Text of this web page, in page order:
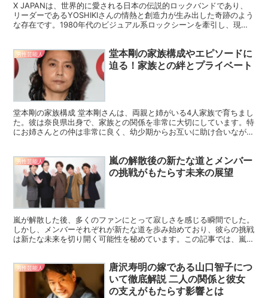
X JAPANは、世界的に愛される日本の伝説的ロックバンドであり、
リーダーであるYOSHIKIさんの情熱と創造力が生み出した奇跡のよう
な存在です。1980年代のビジュアル系ロックシーンを牽引し、現在
男性芸能人
堂本剛の家族構成やエピソードに
迫る！家族との絆とプライベート
堂本剛の家族構成 堂本剛さんは、両親と姉がいる4人家族で育ちまし
た。彼は奈良県出身で、家族との関係を非常に大切にしています。特
にお姉さんとの仲は非常に良く、幼少期からお互いに助け合いながら
男性芸能人
嵐の解散後の新たな道とメンバー
の挑戦がもたらす未来の展望
嵐が解散した後、多くのファンにとって寂しさを感じる瞬間でした。
しかし、メンバーそれぞれが新たな道を歩み始めており、彼らの挑戦
は新たな未来を切り開く可能性を秘めています。この記事では、嵐の
男性芸能人
唐沢寿明の嫁である山口智子につ
いて徹底解説 二人の関係と彼女
の支えがもたらす影響とは